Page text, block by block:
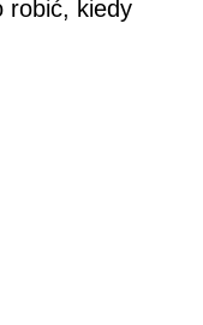
robić, kiedy